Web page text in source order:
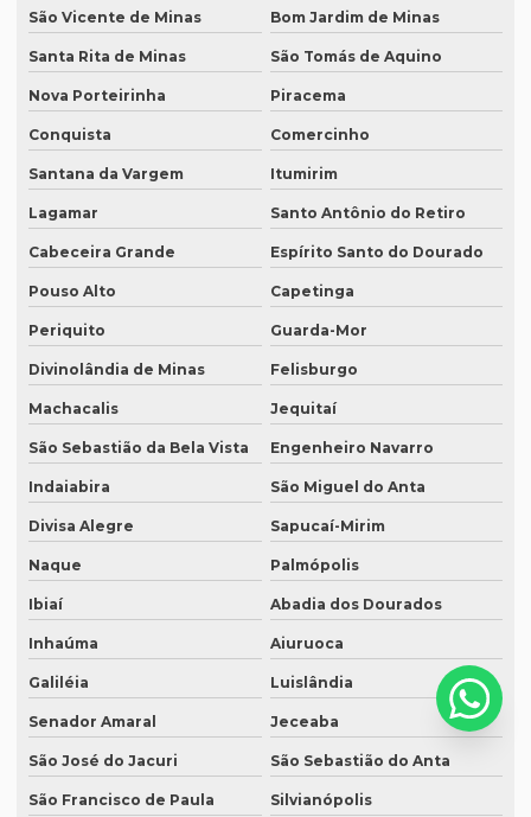
Revisão de trabalhos acadêmicos
Serviço de degravação de audio
Serviço de degravação de áudio em texto
Serviço de intérpretes de idiomas
Serviço de legendagem
Serviço de legendagem de vídeos
Serviço de revisão de artigos científicos
Serviço de revisão gramatical profissional
Serviço de revisão de manuscritos literários
Serviço de revisão ortográfica
Serviço de revisão de teses e dissertações
Serviço de revisão de textos em alemão
Serviço de revisão de textos em coreano
Serviço de revisão de textos em japonês
Serviço de revisão de textos jurídicos
Serviço de revisão de textos em mandarim
São Vicente de Minas Bom Jardim de Minas
Santa Rita de Minas São Tomás de Aquino
Nova Porteirinha Piracema
Conquista Comercinho
Santana da Vargem Itumirim
Lagamar Santo Antônio do Retiro
Cabeceira Grande Espírito Santo do Dourado
Pouso Alto Capetinga
Periquito Guarda-Mor
Divinolândia de Minas Felisburgo
Machacalis Jequitaí
São Sebastião da Bela Vista Engenheiro Navarro
Indaiabira São Miguel do Anta
Divisa Alegre Sapucaí-Mirim
Naque Palmópolis
Ibiaí Abadia dos Dourados
Inhaúma Aiuruoca
Galiléia Luislândia
Senador Amaral Jeceaba
São José do Jacuri São Sebastião do Anta
São Francisco de Paula Silvianópolis